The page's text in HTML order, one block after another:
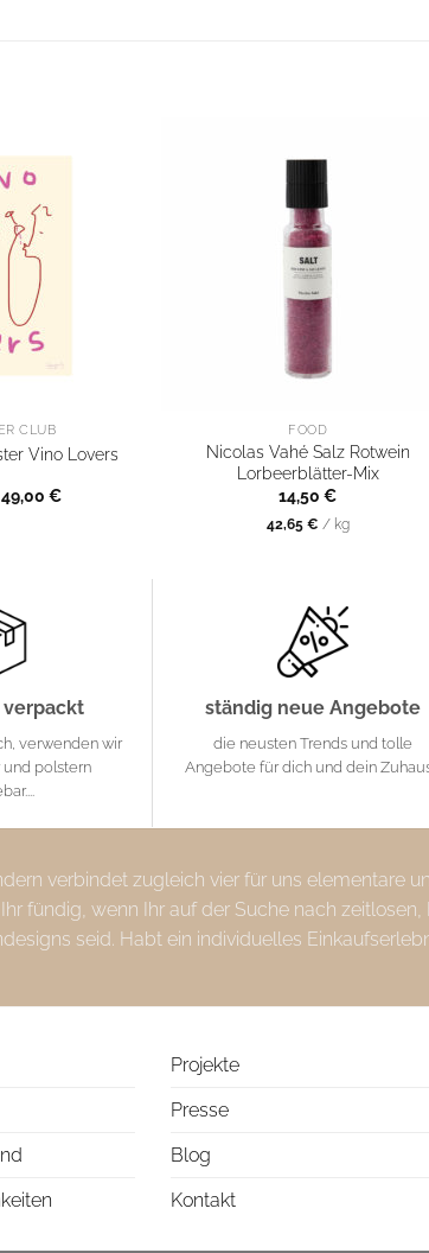
CLUB
Vino Lovers
49,00 €
FOOD
Nicolas Vahé Salz Rotwein
Lorbeerblätter-Mix
14,50€
42,65 € / kg
verwenden wir
und polstern
ständig neue Angebote
die neusten Trends und tolle
Angebote für dich und dein
verbindet zugleich vier für uns elementare
fündig, wenn Ihr auf der Suche nach
seid. Habt ein individuelles
Projekte
Presse
Blog
Kontakt